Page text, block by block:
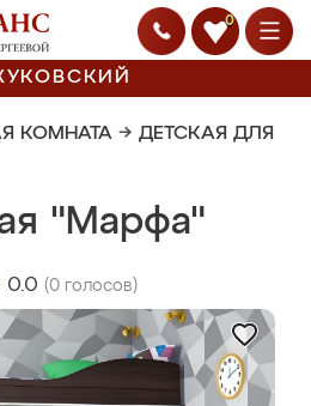
0
КОМНАТА → ДЕТСКАЯ ДЛЯ
"Марфа"
0.0 (0 голосов)